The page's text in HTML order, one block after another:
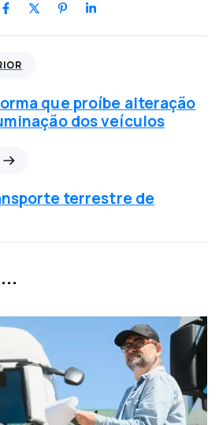
que proíbe alteração
dos veículos
terrestre de